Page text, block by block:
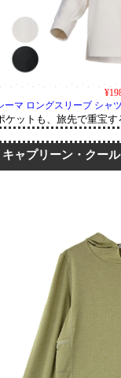
マ ロングスリーブ シャ
ットも、旅先で重宝す
ャプリーン・クー